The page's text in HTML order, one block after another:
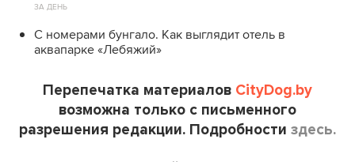
ЗА ДЕНЬ
С номерами бунгало. Как выглядит отель в
аквапарке «Лебяжий»
Перепечатка материалов CityDog.by
возможна только с письменного
разрешения редакции. Подробности здесь.